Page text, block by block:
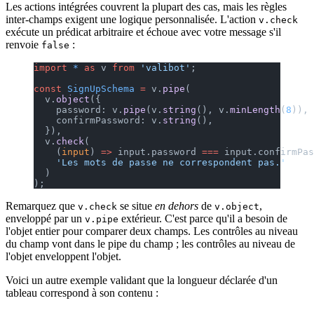
Les actions intégrées couvrent la plupart des cas, mais les règles
inter-champs exigent une logique personnalisée. L'action v.check
exécute un prédicat arbitraire et échoue avec votre message s'il
renvoie false :
import * as v from 'valibot' ;
const SignUpSchema = v. pipe (
  v.
object ({
    password: v.
pipe (v. string (), v. minLength ( 8 )),
    confirmPassword: v.
string (),
  }),
  v.
check(
    (
input ) => input.password ===
    'Les mots de passe ne correspondent pas.'
  )
);
Remarquez que v.check se situe en dehors de v.object,
enveloppé par un v.pipe extérieur. C'est parce qu'il a besoin de
l'objet entier pour comparer deux champs. Les contrôles au niveau
du champ vont dans le pipe du champ ; les contrôles au niveau de
l'objet enveloppent l'objet.
Voici un autre exemple validant que la longueur déclarée d'un
tableau correspond à son contenu :